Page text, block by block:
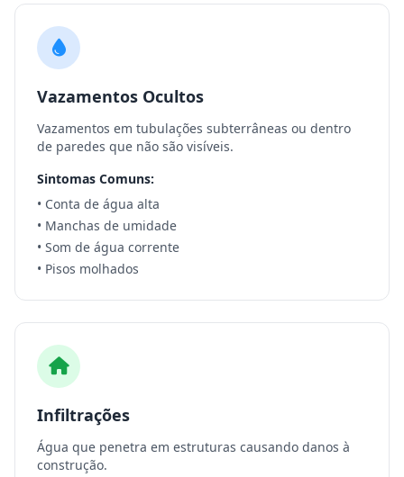
Vazamentos Ocultos
Vazamentos em tubulações subterrâneas ou dentro
de paredes que não são visíveis.
Sintomas Comuns:
• Conta de água alta
• Manchas de umidade
• Som de água corrente
• Pisos molhados
Infiltrações
Água que penetra em estruturas causando danos à
construção.